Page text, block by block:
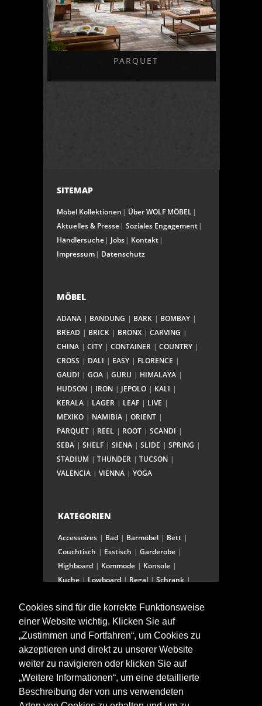
Cookies sind für die korrekte Funktionsweise
einer Website wichtig. Klicken Sie auf
„Zustimmen und Fortfahren“, um Cookies zu
akzeptieren und direkt zu unserer Website
weiter zu navigieren oder klicken Sie auf
„Weitere Informationen“, um eine detaillierte
Beschreibung der von uns verwendeten
PARQUET
SITEMAP
Möbel Kollektionen
Über WOLF MÖBEL
Aktuelles & Presse
Soziales Engagement
Händlersuche
Jobs
Kontakt
Impressum
Datenschutz
MÖBEL
ADANA BANDUNG BARK
BOMBAY
BREAD
BRICK BRONX
CARVING
CHINA
CITY CONTAINER
COUNTRY
CROSS
DALI EASY
FLORENCE
GAUDI
GOA GURU
HIMALAYA
HUDSON
IRON JEPOLO
KALI
KERALA
LAGER LEAF
LIVE
MEXIKO
NAMIBIA
ORIENT
PARQUET
REEL ROOT
SCANDI
SEBA
SHELF SIENA SLIDE
SPRING
STADIUM
THUNDER
TUCSON
VALENCIA
VIENNA YOGA
KATEGORIEN
Accessoires Bad Barmöbel
Bett
Couchtisch
Esstisch
Garderobe
Highboard
Kommode
Konsole
Küche
Lowboard Regal
Schrank
Stuhl/Bank
Truhe
Vitrine
Wohnwand
ANSCHRIFT
Spitalstraße 15
D-97421 Schweinfurt